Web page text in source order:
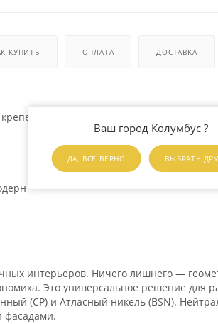
Ваш город Колумбус ?
ДА, ВСЕ ВЕРНО ВЫБРАТЬ
КУПИТЬ ОПЛАТА ДОСТАВКА
4*22
интерьеров. Ничего лишнего —
Это универсальное решение для
(СР) и Атласный никель (ВSN).
фасадами.